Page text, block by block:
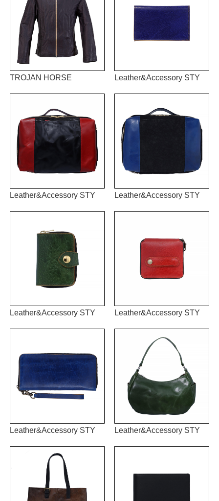
TROJAN HORSE Leather&Accessory STY
Leather&Accessory STY Leather&Accessory STY
Leather&Accessory STY Leather&Accessory STY
Leather&Accessory STY Leather&Accessory STY